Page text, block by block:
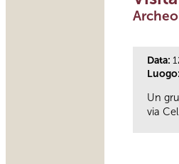
Data:
Luogo:
Un
via